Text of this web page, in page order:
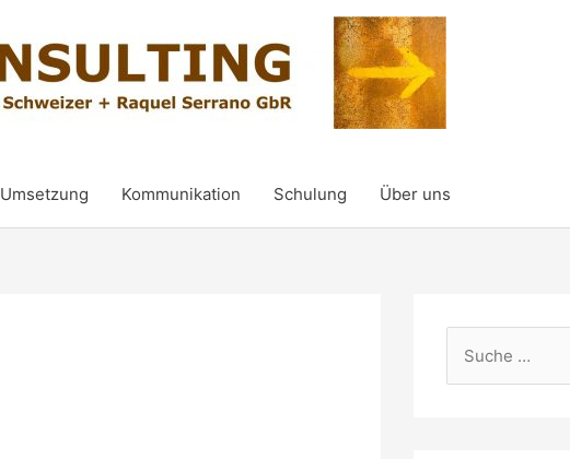
Umsetzung Kommunikation Schulung Über uns